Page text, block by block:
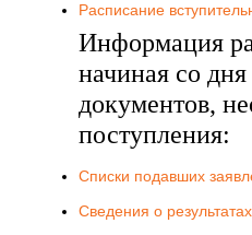
Расписание
Информация
начиная со
документов,
поступления:
Списки подавших
Сведения о